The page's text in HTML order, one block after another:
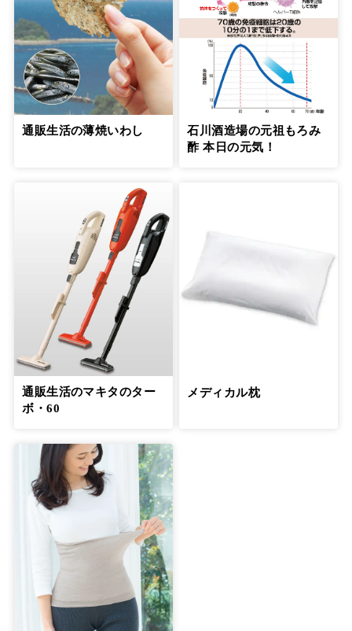
通販生活の薄焼いわし
石川酒造場の元祖もろみ
酢 本日の元気！
通販生活のマキタのター
ボ・60
メディカル枕